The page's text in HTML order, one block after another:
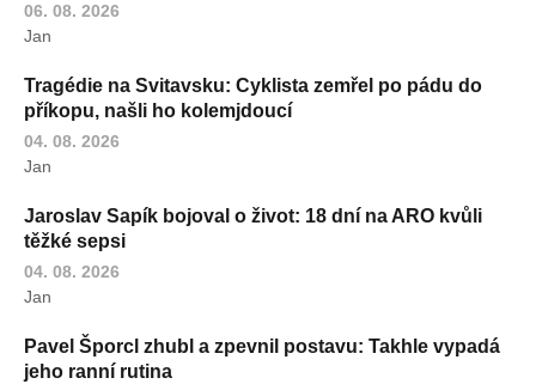
06. 08. 2026
Jan
Tragédie na Svitavsku: Cyklista zemřel po pádu do
příkopu, našli ho kolemjdoucí
04. 08. 2026
Jan
Jaroslav Sapík bojoval o život: 18 dní na ARO kvůli
těžké sepsi
04. 08. 2026
Jan
Pavel Šporcl zhubl a zpevnil postavu: Takhle vypadá
jeho ranní rutina